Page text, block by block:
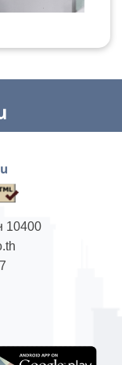
10400